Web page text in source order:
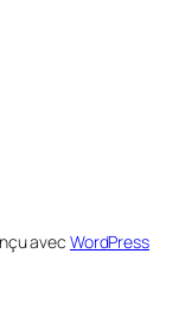
avec WordPress